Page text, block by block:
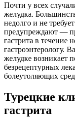
Почти у всех
желудка.
недолго и не
предупреждают —
гастрита в течение
гастроэнтерологу.
желудке возникает
безрецептурных
болеутоляющих
Турецкие
гастрита